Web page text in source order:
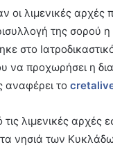
οι λιμενικές αρχές
της σορού η
στο
να προχωρήσει η
αναφέρει το
τις λιμενικές αρχές
νησιά των